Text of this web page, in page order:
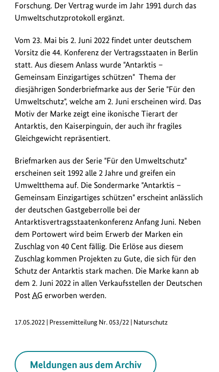
Forschung. Der Vertrag wurde im Jahr 1991 durch das
Umweltschutzprotokoll ergänzt.
Vom 23. Mai bis 2. Juni 2022 findet unter deutschem
Vorsitz die 44. Konferenz der Vertragsstaaten in Berlin
statt. Aus diesem Anlass wurde "Antarktis –
Gemeinsam Einzigartiges schützen" Thema der
diesjährigen Sonderbriefmarke aus der Serie "Für den
Umweltschutz", welche am 2. Juni erscheinen wird. Das
Motiv der Marke zeigt eine ikonische Tierart der
Antarktis, den Kaiserpinguin, der auch ihr fragiles
Gleichgewicht repräsentiert.
Briefmarken aus der Serie "Für den Umweltschutz"
erscheinen seit 1992 alle 2 Jahre und greifen ein
Umweltthema auf. Die Sondermarke "Antarktis –
Gemeinsam Einzigartiges schützen" erscheint anlässlich
der deutschen Gastgeberrolle bei der
Antarktisvertragsstaatenkonferenz Anfang Juni. Neben
dem Portowert wird beim Erwerb der Marken ein
Zuschlag von 40 Cent fällig. Die Erlöse aus diesem
Zuschlag kommen Projekten zu Gute, die sich für den
Schutz der Antarktis stark machen. Die Marke kann ab
dem 2. Juni 2022 in allen Verkaufsstellen der Deutschen
Post AG erworben werden.
17.05.2022 | Pressemitteilung Nr. 053/22 | Naturschutz
Meldungen aus dem Archiv